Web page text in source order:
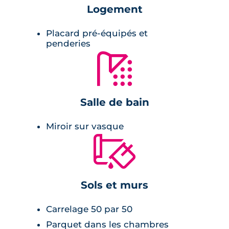
cuisine ouverte,
larges baies vitrées donannt sur un
balcon ou une terrasse
volets roulants éléctriques.
mirroir avec applique lumineuse.
Logement
Placard pré-équipés et
penderies
🚿
Salle de bain
Miroir sur vasque
🔨
Sols et murs
Carrelage 50 par 50
Parquet dans les chambres